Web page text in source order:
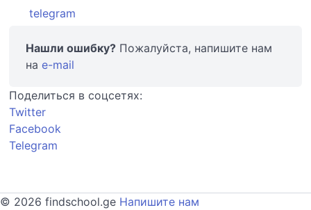
telegram
Нашли ошибку? Пожалуйста, напишите нам
наe-mail
Поделиться в соцсетях:
Twitter
Facebook
Telegram
© 2026 findschool.ge Напишите нам